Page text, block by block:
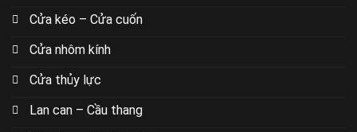
Cửa kéo – Cửa cuốn
Cửa nhôm kính
Cửa thủy lực
Lan can – Cầu thang